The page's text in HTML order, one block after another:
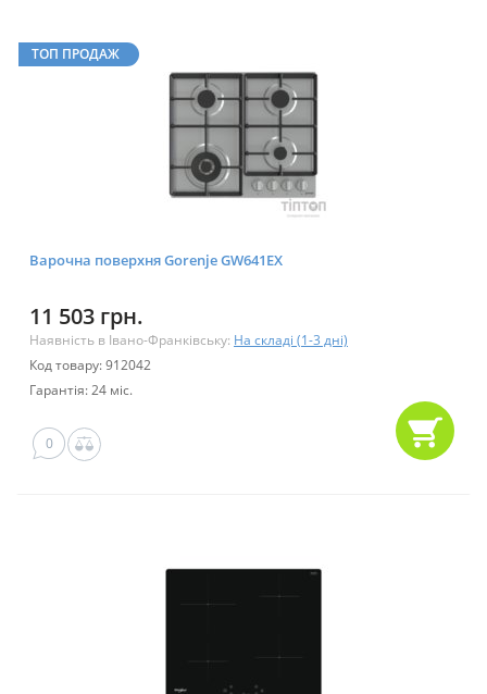
ТОП ПРОДАЖ
Варочна поверхня Gorenje GW641EX
11 503 грн.
Наявність в Івано-Франківську: На складі (1-3 дні)
Код товару: 912042
Гарантія: 24 міс.
0